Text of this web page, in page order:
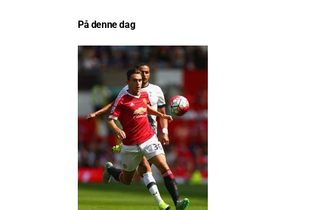
På denne dag